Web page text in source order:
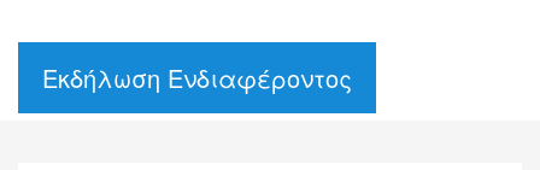
Εκδήλωση Ενδιαφέροντος